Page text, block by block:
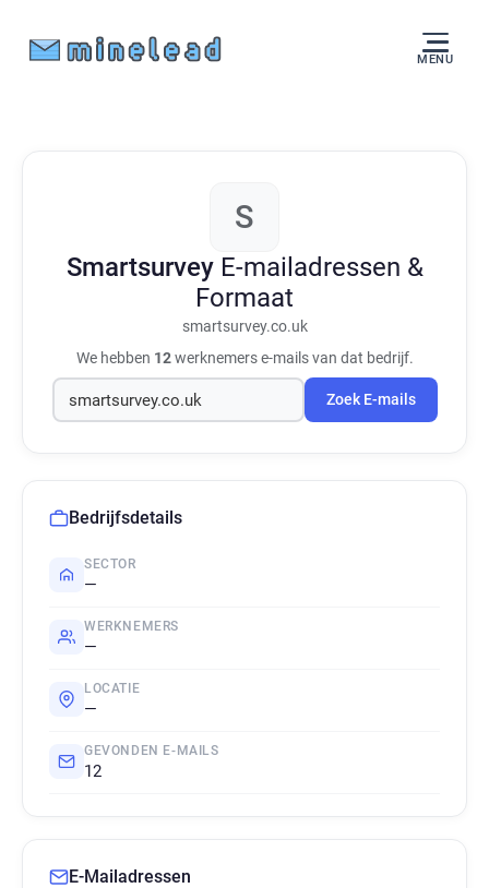
MENU
S
Smartsurvey E-mailadressen &
Formaat
smartsurvey.co.uk
We hebben 12werknemers e-mails van dat bedrijf.
Zoek E-mails
Bedrijfsdetails
SECTOR
—
WERKNEMERS
—
LOCATIE
—
GEVONDEN E-MAILS
12
E-Mailadressen